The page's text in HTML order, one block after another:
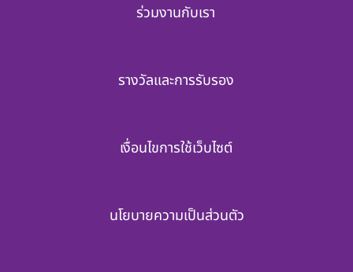
ร่วมงานกับเรา
รางวัลและการรับรอง
เงื่อนไขการใช้เว็บไซต์
นโยบายความเป็นส่วนตัว